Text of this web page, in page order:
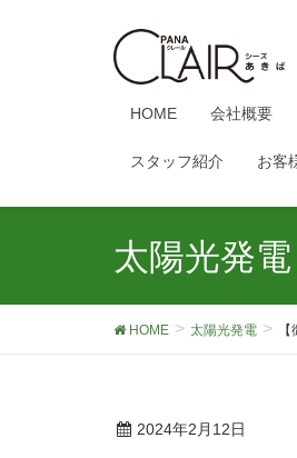
HOME 会社概要
スタッフ紹介 お客
太陽光発電
HOME 太陽光発電
2024年2月12日